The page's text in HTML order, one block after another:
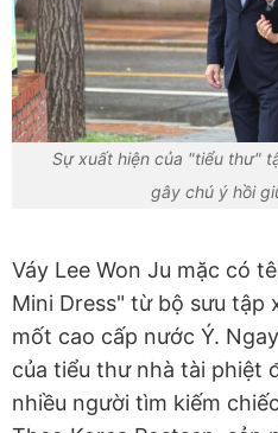
Sự xuất hiện của "tiểu thư"
gây chú ý hồi
Váy Lee Won Ju mặc có
Mini Dress" từ bộ sưu tập
mốt cao cấp nước Ý.
của tiểu thư nhà tài phiệt
nhiều người tìm kiếm